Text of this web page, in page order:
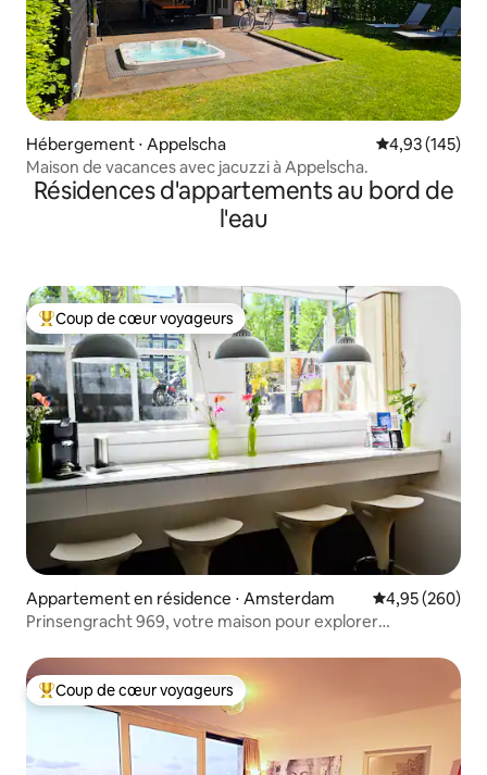
Hébergement ⋅ Appelscha Évaluation
4,93 (145)
Maison de vacances avec jacuzzi à Appelscha.
Résidences d'appartements au bord de
l'eau
Coups de cœur voyageurs les plus appréciés
Coup de cœur voyageurs
Appartement en résidence ⋅ Amsterdam Évaluation
4,95 (260)
Prinsengracht 969, votre maison pour explorer
Coups de cœur voyageurs les plus appréciés
Coup de cœur voyageurs